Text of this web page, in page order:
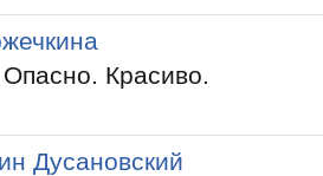
Красиво.
Дусановский